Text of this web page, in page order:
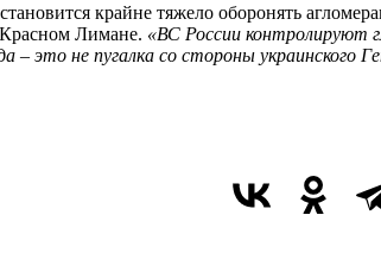
крайне тяжело оборонять
Лимане. «ВС России контролируют
– это не пугалка со стороны украинского